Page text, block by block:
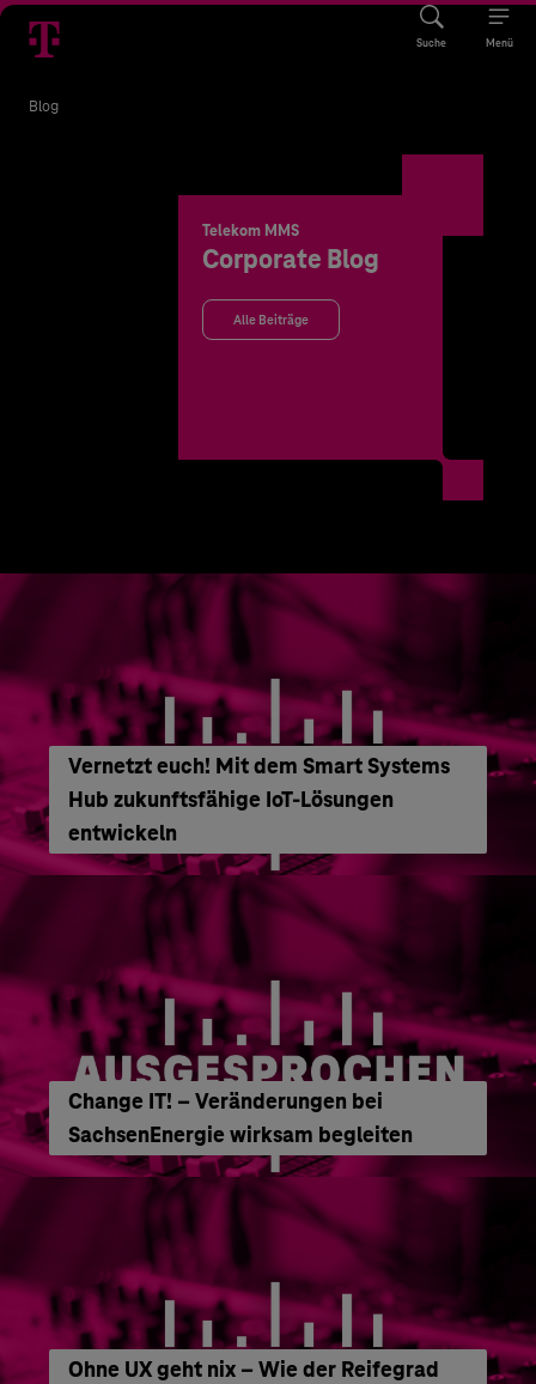
Suche Menü
Blog
Telekom MMS
Corporate Blog
Alle Beiträge
Vernetzt euch! Mit dem Smart Systems
Hub zukunftsfähige IoT-Lösungen
entwickeln
Change IT! – Veränderungen bei
SachsenEnergie wirksam begleiten
Ohne UX geht nix – Wie der Reifegrad